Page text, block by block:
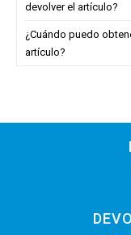
devolver el artículo?
¿Cuándo puedo
artículo?